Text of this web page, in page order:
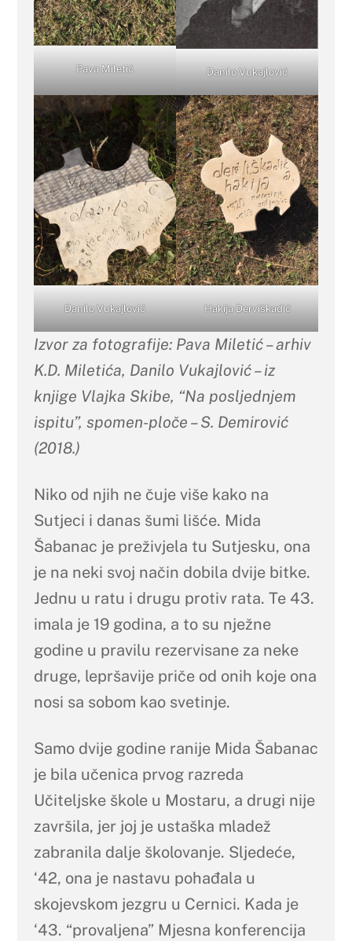
Pava Miletić Danilo Vukajlović
Danilo Vukajlović Hakija Derviškadić
Izvor za fotografije: Pava Miletić – arhiv
K.D. Miletića, Danilo Vukajlović – iz
knjige Vlajka Skibe, “Na posljednjem
ispitu”, spomen-ploče – S. Demirović
(2018.)
Niko od njih ne čuje više kako na
Sutjeci i danas šumi lišće. Mida
Šabanac je preživjela tu Sutjesku, ona
je na neki svoj način dobila dvije bitke.
Jednu u ratu i drugu protiv rata. Te 43.
imala je 19 godina, a to su nježne
godine u pravilu rezervisane za neke
druge, lepršavije priče od onih koje ona
nosi sa sobom kao svetinje.
Samo dvije godine ranije Mida Šabanac
je bila učenica prvog razreda
Učiteljske škole u Mostaru, a drugi nije
završila, jer joj je ustaška mladež
zabranila dalje školovanje. Sljedeće,
‘42, ona je nastavu pohađala u
skojevskom jezgru u Cernici. Kada je
‘43. “provaljena” Mjesna konferencija